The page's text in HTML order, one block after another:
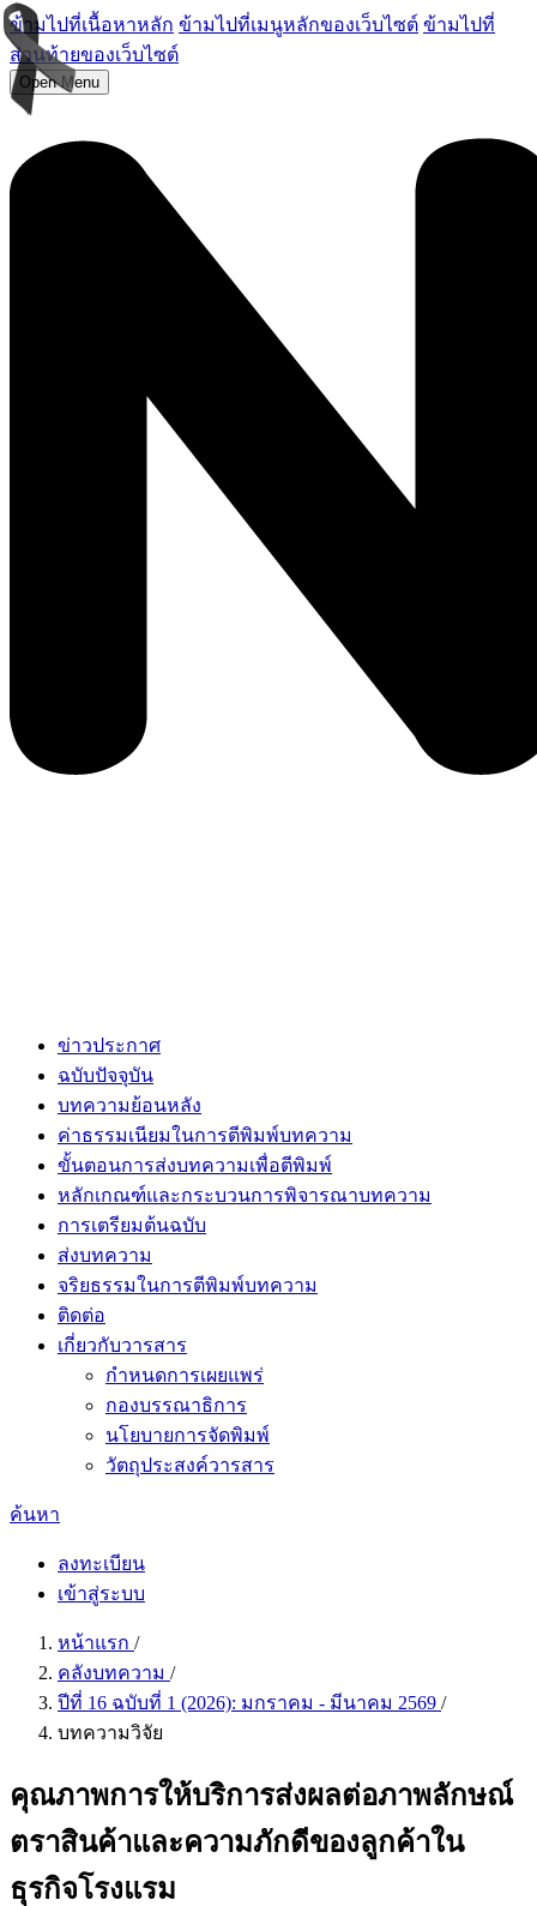
ข้ามไปที่เนื้อหาหลัก ข้ามไปที่เมนูหลักของเว็บไซต์ ข้ามไปที่
ส่วนท้ายของเว็บไซต์
Open Menu
ข่าวประกาศ
ฉบับปัจจุบัน
บทความย้อนหลัง
ค่าธรรมเนียมในการตีพิมพ์บทความ
ขั้นตอนการส่งบทความเพื่อตีพิมพ์
หลักเกณฑ์และกระบวนการพิจารณาบทความ
การเตรียมต้นฉบับ
ส่งบทความ
จริยธรรมในการตีพิมพ์บทความ
ติดต่อ
เกี่ยวกับวารสาร
กำหนดการเผยแพร่
กองบรรณาธิการ
นโยบายการจัดพิมพ์
วัตถุประสงค์วารสาร
ค้นหา
ลงทะเบียน
เข้าสู่ระบบ
หน้าแรก /
คลังบทความ /
ปีที่ 16 ฉบับที่ 1 (2026): มกราคม - มีนาคม 2569 /
บทความวิจัย
คุณภาพการให้บริการส่งผลต่อภาพลักษณ์
ตราสินค้าและความภักดีของลูกค้าใน
ธุรกิจโรงแรม